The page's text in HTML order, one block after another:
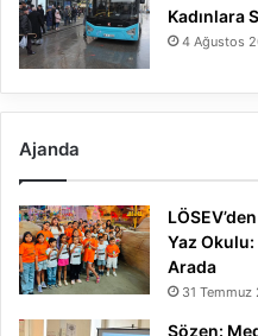
Kadınlara
4 Ağustos
Ajanda
Yaz
Arada
31 Temmuz
Sözen: